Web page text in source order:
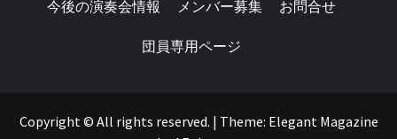
今後の演奏会情報 メンバー募集 お問合せ
団員専用ページ
Copyright © All rights reserved. | Theme: Elegant Magazine